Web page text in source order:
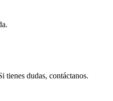
tienes dudas, contáctanos.